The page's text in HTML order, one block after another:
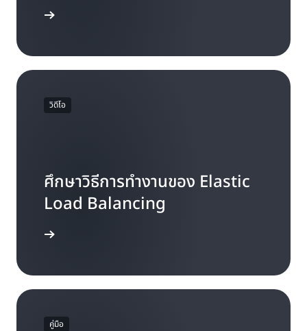
วิดีโอ
ศึกษาวิธีการทำงานของ Elastic
Load Balancing
คู่มือ